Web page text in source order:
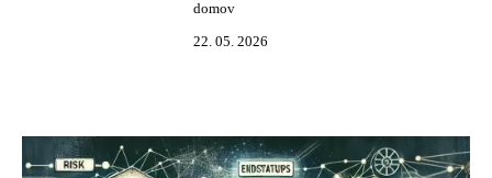
domov
22. 05. 2026